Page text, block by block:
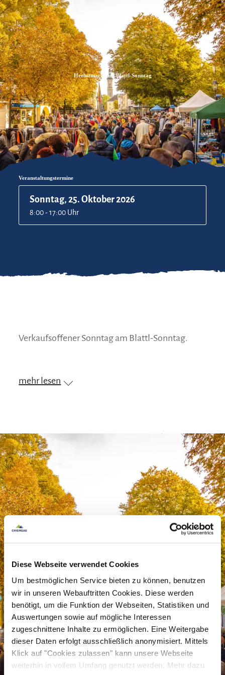
Diese Webseite verwendet Cookies
Um bestmöglichen Service bieten zu können, benutzen
wir in unseren Webauftritten Cookies. Diese werden
benötigt, um die Funktion der Webseiten, Statistiken und
Auswertungen sowie auf mögliche Interessen
zugeschnittene Inhalte zu ermöglichen. Eine Weitergabe
dieser Daten erfolgt ausschließlich anonymisiert. Mittels
Klick auf "Cookies zulassen" kann unsere Webseite
weiterhin in vollem Umfang genutzt werden. Mehr dazu
Inhalt
Suche
Footer
Herbstmarkt am Blattl-Sonntag
Veranstaltungstermine
Sonntag, 25. Oktober 2026
8:00 - 17:00 Uhr
Verkaufsoffener Sonntag am Blattl-Sonntag.
mehr lesen